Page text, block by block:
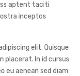
aptent taciti
inceptos
elit. Quisque
placerat. In id cursus
eu aenean sed diam